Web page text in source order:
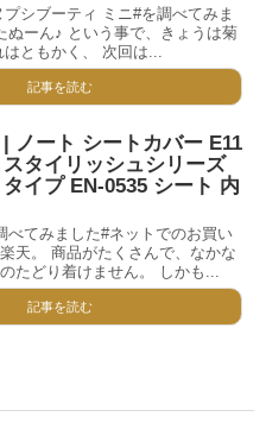
プシブーティ ミニ#を調べてみま
ぬーん♪ という事で、きょうは菊
ともかく、 次回は...
記事を読む
ノート シートカバー E11
タイリッシュシリーズ
イプ EN-0535 シート 内
べてみました#ネットでのお買い
天。 商品がたくさんで、なかな
たどり着けません。 しかも...
記事を読む